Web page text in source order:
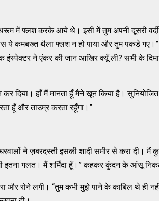
में फ्लश करके आये थे। इसी में तुम अपनी दूसरी
ये कमबख्त थैला फ्लश न हो पाया और तुम पकडे गए।”
ने एंकर की जान आखिर क्यूँ ली? सभी के
दिया। हाँ मैं मानता हूँ मैंने खून किया है।
हूँ और ताउम्र करता रहूँगा।”
ने ज़बरदस्ती इसकी शादी समीर से करा दी। मैं
इतना गलत। मैं शर्मिंदा हूँ।” कहकर कुंदन के आंसू
रोने लगी। “तुम कभी मुझे पाने के काबिल थे ही